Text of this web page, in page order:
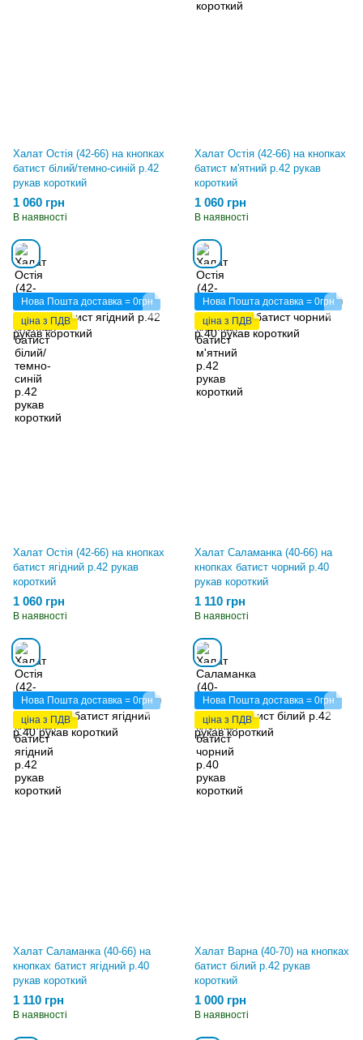
Халат Остія (42-66) на кнопках
батист білий/темно-синій р.42
рукав короткий
1 060 грн
В наявності
Халат Остія (42-66) на кнопках
батист м'ятний р.42 рукав
короткий
1 060 грн
В наявності
Нова Пошта доставка = 0грн
ціна з ПДВ
Халат Остія (42-66) на кнопках
батист ягідний р.42 рукав
короткий
1 060 грн
В наявності
Нова Пошта доставка = 0грн
ціна з ПДВ
Халат Саламанка (40-66) на
кнопках батист чорний р.40
рукав короткий
1 110 грн
В наявності
Нова Пошта доставка = 0грн
ціна з ПДВ
Халат Саламанка (40-66) на
кнопках батист ягідний р.40
рукав короткий
1 110 грн
В наявності
Нова Пошта доставка = 0грн
ціна з ПДВ
Халат Варна (40-70) на кнопках
батист білий р.42 рукав
короткий
1 000 грн
В наявності